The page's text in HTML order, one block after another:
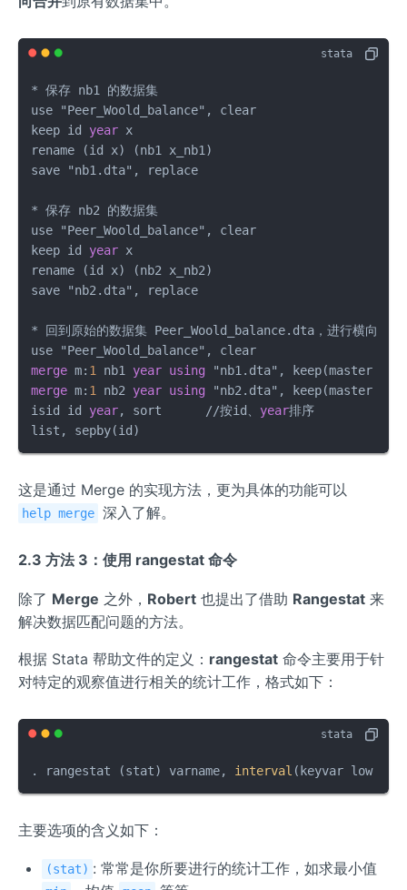
* 保存 nb1 的数据集
use "Peer_Woold_balance", clear
keep id year x
rename (id x) (nb1 x_nb1)
save "nb1.dta", replace
* 保存 nb2 的数据集
use "Peer_Woold_balance", clear
keep id year x
rename (id x) (nb2 x_nb2)
save "nb2.dta", replace
* 回到原始的数据集 Peer_Woold_balance.dta，进行横向合并
merge m: 1 nb1 year using "nb1.dta", keep(master
merge m: 1 nb2 year using "nb2.dta", keep(master
isid id year, sort //按id、 year排序
list, sepby(id)
这是通过 Merge 的实现方法，更为具体的功能可以
help merge 深入了解。
2.3 方法 3：使用 rangestat 命令
除了 Merge 之外， Robert 也提出了借助 Rangestat 来
解决数据匹配问题的方法。
根据 Stata 帮助文件的定义： rangestat 命令主要用于针
对特定的观察值进行相关的统计工作，格式如下：
. rangestat (stat) varname, interval (keyvar low
主要选项的含义如下：
(stat) : 常常是你所要进行的统计工作，如求最小值